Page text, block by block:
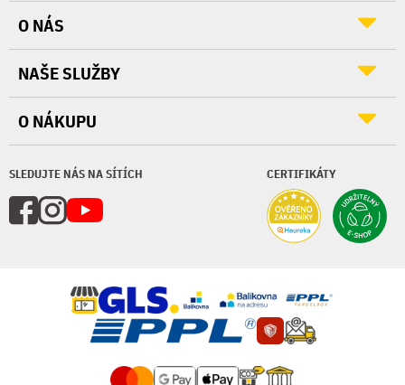
SLEDUJTE NÁS NA SÍTÍCH CERTIFIKÁTY
O NÁS
NAŠE SLUŽBY
O NÁKUPU